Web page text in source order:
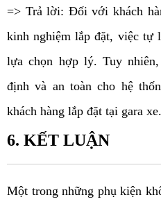
=> Trả lời: Đối với khách
kinh nghiệm lắp đặt, việc tự
lựa chọn hợp lý. Tuy
định và an toàn cho hệ
khách hàng lắp đặt tại gara xe.
6. KẾT LUẬN
Một trong những phụ kiện